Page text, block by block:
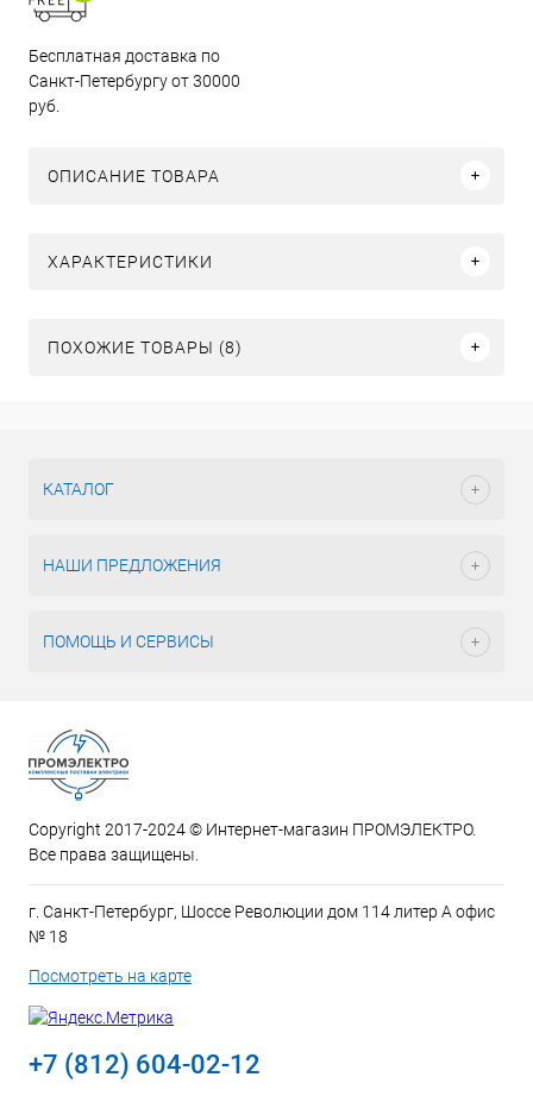
Бесплатная доставка по
Санкт-Петербургу от 30000
руб.
ОПИСАНИЕ ТОВАРА
ХАРАКТЕРИСТИКИ
ПОХОЖИЕ ТОВАРЫ (8)
КАТАЛОГ
НАШИ ПРЕДЛОЖЕНИЯ
ПОМОЩЬ И СЕРВИСЫ
Copyright 2017-2024 © Интернет-магазин ПРОМЭЛЕКТРО.
Все права защищены.
г. Санкт-Петербург, Шоссе Революции дом 114 литер А офис
№ 18
Посмотреть на карте
+7 (812) 604-02-12